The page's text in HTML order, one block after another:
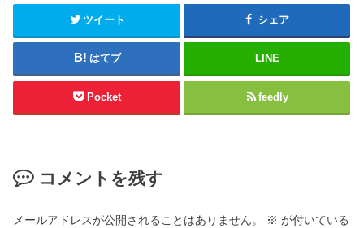
ツイート シェア
はてブ LINE
Pocket feedly
コメントを残す
メールアドレスが公開されることはありません。 ※ が付いている